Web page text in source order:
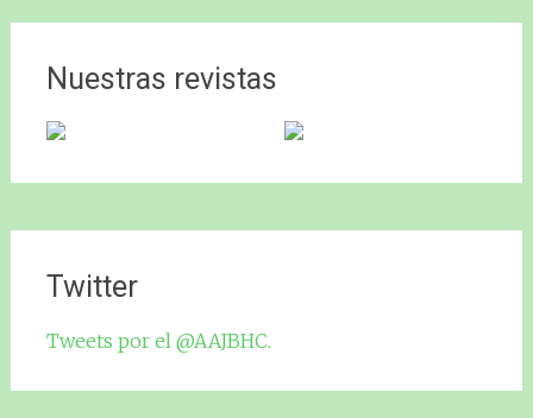
Nuestras revistas
Twitter
Tweets por el @AAJBHC.